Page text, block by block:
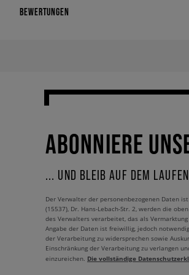
BEWERTUNGEN
ABONNIERE
... UND BLEIB AUF DEM
Der Verwalter der personenbezogenen Daten
(15537), Dr. Hans-Lebach-Str. 2, werden die
des Verwalters verarbeitet, das als
Angabe der Daten ist freiwillig, jedoch
der Verarbeitung zu widersprechen sowie
Einschränkung der Verarbeitung zu verlangen
einzureichen. Die vollständige